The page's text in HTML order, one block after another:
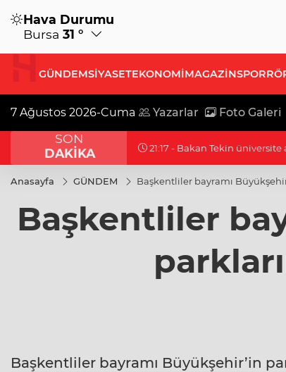
Hava Durumu
Bursa 31 °
GÜNDEMSİYASETEKONOMİMAGAZİNSPOR
7 Ağustos 2026-Cuma Yazarlar Foto Galeri
SON
DAKİKA
21:17 - Moritanyalı
Anasayfa GÜNDEM Başkentliler bayramı
Başkentliler
Başkentliler bayramı Büyükşehir’in